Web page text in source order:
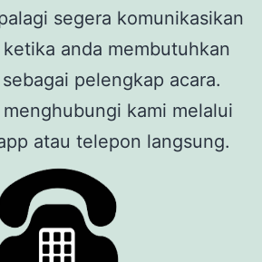
segera komunikasikan
anda membutuhkan
pelengkap acara.
kami melalui
atau telepon langsung.